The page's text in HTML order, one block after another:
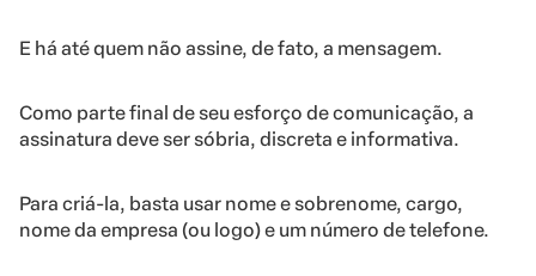
E há até quem não assine, de fato, a mensagem.
Como parte final de seu esforço de comunicação, a
assinatura deve ser sóbria, discreta e informativa.
Para criá-la, basta usar nome e sobrenome, cargo,
nome da empresa (ou logo) e um número de telefone.